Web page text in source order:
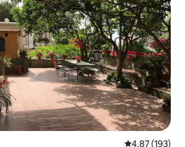
औसत रेटिंग 5 में से
4.87 (193)